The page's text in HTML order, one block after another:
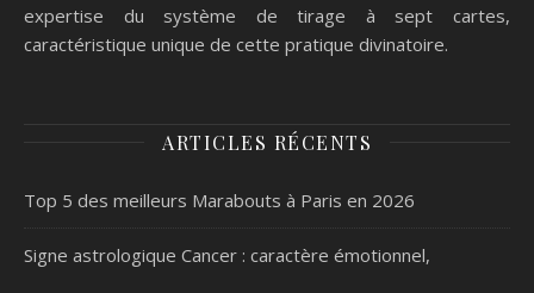
expertise du système de tirage à sept cartes,
caractéristique unique de cette pratique divinatoire.
ARTICLES RÉCENTS
Top 5 des meilleurs Marabouts à Paris en 2026
Signe astrologique Cancer : caractère émotionnel,